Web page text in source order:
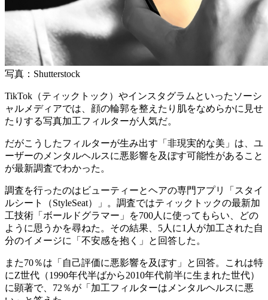
写真：Shutterstock
TikTok（ティックトック）やインスタグラムといったソーシ
ャルメディアでは、顔の輪郭を整えたり肌をなめらかに見せ
たりする写真加工フィルターが人気だ。
だがこうしたフィルターが生み出す「非現実的な美」は、ユ
ーザーのメンタルヘルスに悪影響を及ぼす可能性があること
が最新調査でわかった。
調査を行ったのはビューティーとヘアの専門アプリ「スタイ
ルシート（StyleSeat）」。調査ではティックトックの最新加
工技術「ボールドグラマー」を700人に使ってもらい、どの
ように思うかを尋ねた。その結果、5人に1人が加工された自
分のイメージに「不安感を抱く」と回答した。
また70％は「自己評価に悪影響を及ぼす」と回答。これは特
にZ世代（1990年代半ばから2010年代前半に生まれた世代）
に顕著で、72％が「加工フィルターはメンタルヘルスに悪